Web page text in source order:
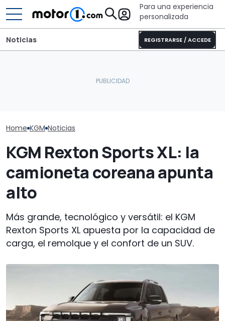
Para una experiencia
personalizada
REGISTRARSE / ACCEDE
Noticias
Home KGM Noticias
KGM Rexton Sports XL: la
camioneta coreana apunta
alto
Más grande, tecnológico y versátil: el KGM
Rexton Sports XL apuesta por la capacidad de
carga, el remolque y el confort de un SUV.